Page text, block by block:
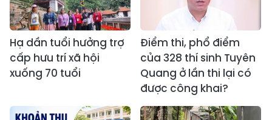
Hạ dần tuổi hưởng trợ
cấp hưu trí xã hội
xuống 70 tuổi
Điểm thi, phổ điểm
của 328 thí sinh Tuyên
Quang ở lần thi lại có
được công khai?